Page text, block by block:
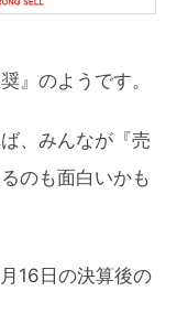
』のようです。
、みんなが『売
のも面白いかも
16日の決算後の